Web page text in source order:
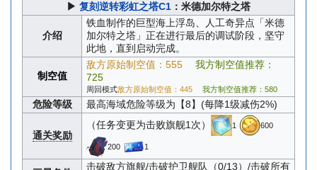
▶ 复刻逆转彩虹之塔C1 ：米德加尔特之塔
介绍
铁血制作的巨型海上浮岛、人工奇异点「米德
加尔特之塔」正在进行最后的调试阶段，坚守
此地，直到启动完成。
制空值
敌方原始制空值：555
我方制空值推荐：
725
周回模式敌方原始制空值：445 我方制空值推荐：580
危险等级 最高海域危险等级为【8】(每降1级减伤2%)
通关奖励
（任务变更为击败旗舰1次） 1 600
200 1
击破敌方旗舰/击破护卫舰队（0/13）/击破所有